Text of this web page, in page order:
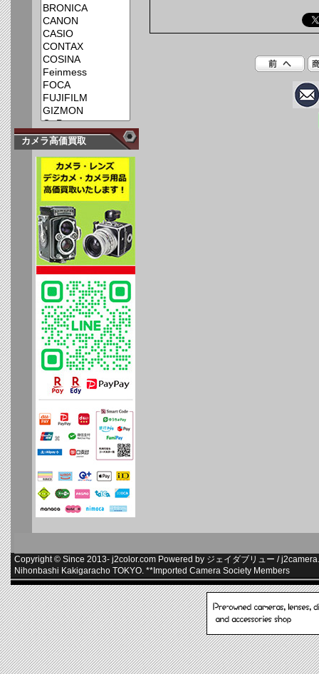
カメラ高価買取
Copyright © Since 2013- j2color.com Powered by ジェイダブリュー /
Nihonbashi Kakigaracho TOKYO. ** Imported Camera Society Members